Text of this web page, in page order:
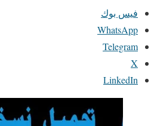
فيس بوك
WhatsApp
Telegram
X
LinkedIn